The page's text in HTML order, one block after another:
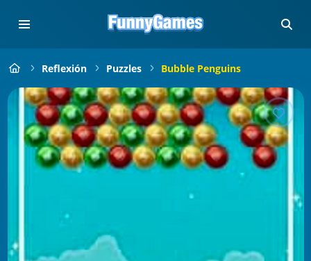
Reflexión Puzzles Bubble Penguins